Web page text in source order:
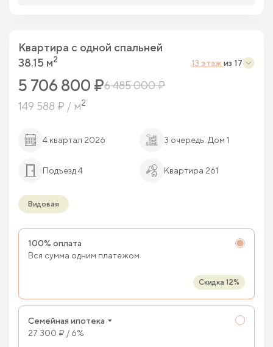
Квартира c одной спальней
38.15 м2 13 этаж из 17
5 706 800 ₽6 485 000 ₽
149 588 ₽ / м2
4 квартал 2026 3 очередь. Дом 1
Подъезд 4 Квартира 261
Видовая
100% оплата
Вся сумма одним платежом
Скидка 12%
Семейная ипотека
27 300 ₽ / 6%